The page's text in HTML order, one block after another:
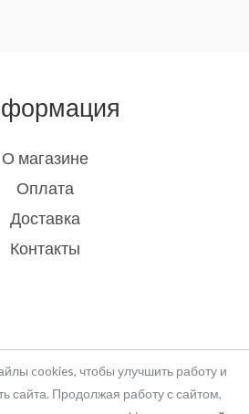
О магазине
Оплата
Доставка
Контакты
cookies, чтобы улучшить работу и
сайта. Продолжая работу с сайтом,